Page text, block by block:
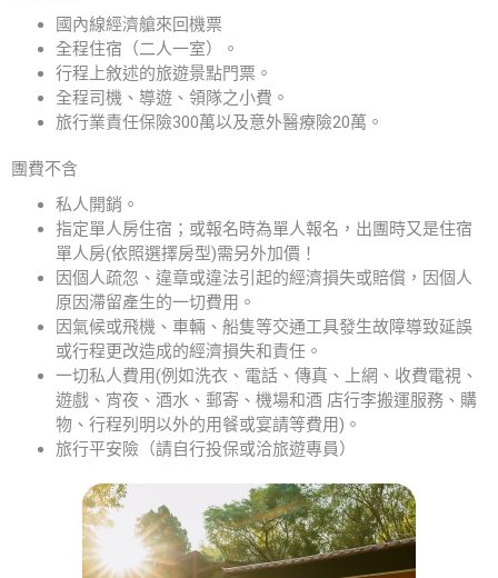
國內線經濟艙來回機票
全程住宿（二人一室）。
行程上敘述的旅遊景點門票。
全程司機、導遊、領隊之小費。
旅行業責任保險300萬以及意外醫療險20萬。
團費不含
私人開銷。
指定單人房住宿；或報名時為單人報名，出團時又是住宿
單人房(依照選擇房型)需另外加價！
因個人疏忽、違章或違法引起的經濟損失或賠償，因個人
原因滯留產生的一切費用。
因氣候或飛機、車輛、船隻等交通工具發生故障導致延誤
或行程更改造成的經濟損失和責任。
一切私人費用(例如洗衣、電話、傳真、上網、收費電視、
遊戲、宵夜、酒水、郵寄、機場和酒 店行李搬運服務、購
物、行程列明以外的用餐或宴請等費用)。
旅行平安險（請自行投保或洽旅遊專員）